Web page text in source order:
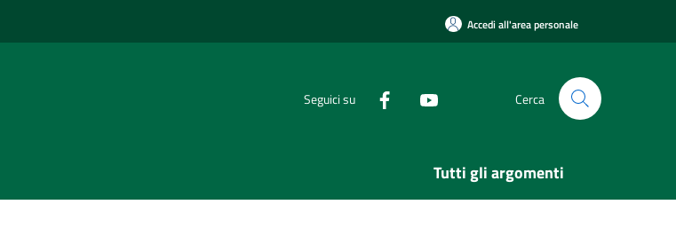
Accedi all'area personale
Seguici su Cerca
Tutti gli argomenti